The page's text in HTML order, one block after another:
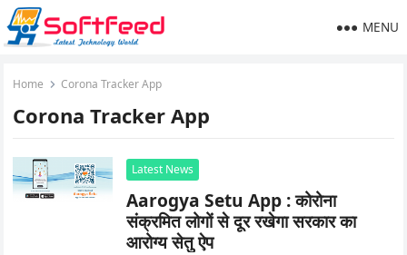
MENU
Home Corona Tracker App
Corona Tracker App
Latest News
Aarogya Setu App : कोरोना
संक्रमित लोगों से दूर रखेगा सरकार का
आरोग्य सेतु ऐप